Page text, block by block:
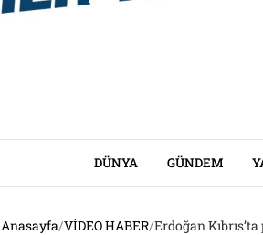
DÜNYA GÜNDEM
Anasayfa/VİDEO HABER/Erdoğan